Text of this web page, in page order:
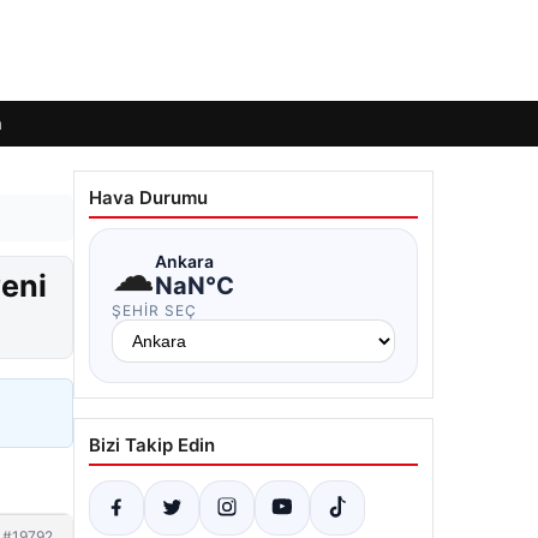
Hava Durumu
☁Ankara
NaN°C
ŞEHIR SEÇ
Bizi Takip Edin